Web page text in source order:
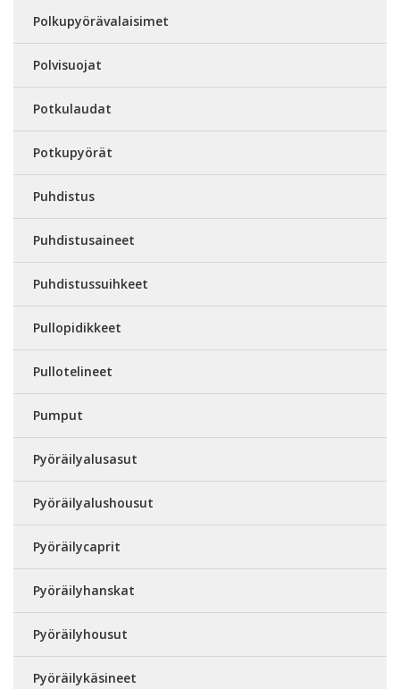
Polkupyörävalaisimet
Polvisuojat
Potkulaudat
Potkupyörät
Puhdistus
Puhdistusaineet
Puhdistussuihkeet
Pullopidikkeet
Pullotelineet
Pumput
Pyöräilyalusasut
Pyöräilyalushousut
Pyöräilycaprit
Pyöräilyhanskat
Pyöräilyhousut
Pyöräilykäsineet